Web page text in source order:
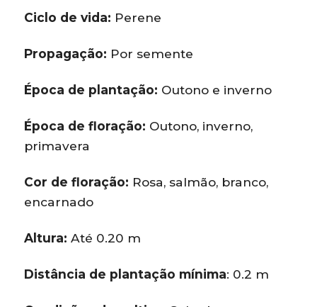
Ciclo de vida: Perene
Propagação: Por semente
Época de plantação: Outono e inverno
Época de floração: Outono, inverno,
primavera
Cor de floração: Rosa, salmão, branco,
encarnado
Altura: Até 0.20 m
Distância de plantação mínima: 0.2 m